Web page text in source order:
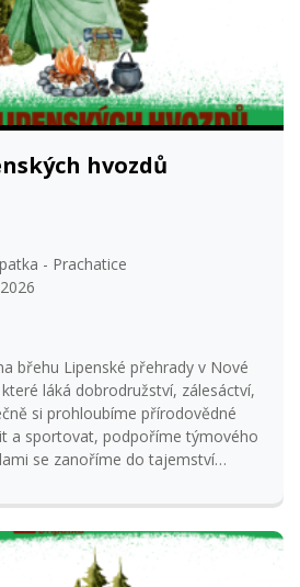
hvozdů
- Prachatice
břehu Lipenské přehrady v Nové
láká dobrodružství, zálesáctví,
a sportovat, podpoříme týmového
se zanoříme do tajemství
a je otevřen pro děti ve věku 8-15
Přednostně budou
tým vedoucích se
Petra Prixová :)